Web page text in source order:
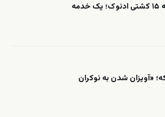
حمله موشکی و پهپادی ایران به ۱۵ کشتی ادنوک؛ یک خدمه
«آویزان شدن به نوکران